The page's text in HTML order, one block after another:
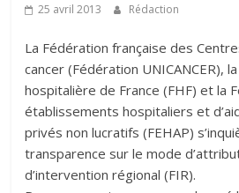
25 avril 2013 Rédaction
La Fédération française des
cancer (Fédération UNICANCER),
hospitalière de France (FHF) et la
établissements hospitaliers et
privés non lucratifs (FEHAP)
transparence sur le mode
d’intervention régional (FIR).